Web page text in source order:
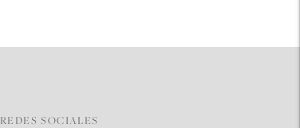
REDES SOCIALES